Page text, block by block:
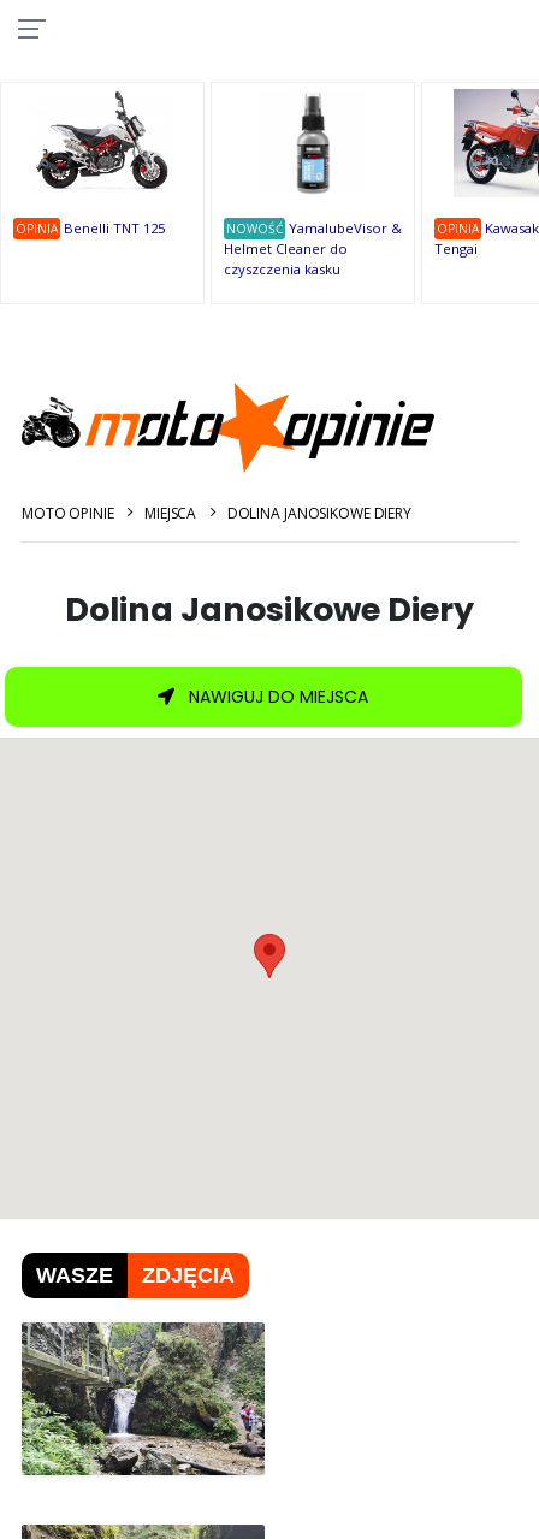
OSTATNIE
OPINIA Benelli TNT 125 NOWOŚĆ YamalubeVisor &
Helmet Cleaner do
czyszczenia kasku
OPINIA
Tengai
MOTO OPINIE MIEJSCA DOLINA JANOSIKOWE DIERY
Dolina Janosikowe Diery
NAWIGUJ DO MIEJSCA
WASZE ZDJĘCIA